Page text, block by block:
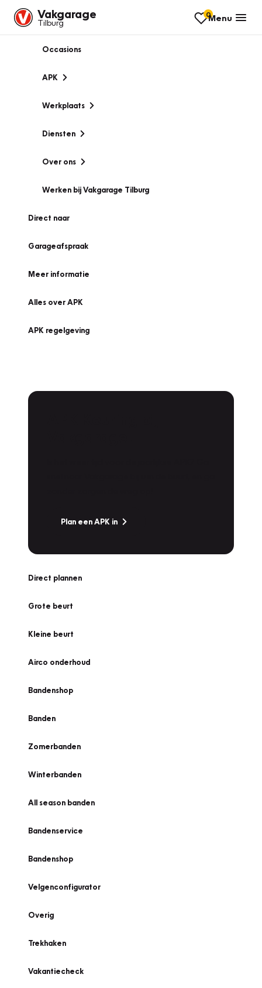
Vakgarage
Tilburg
0Menu
Occasions
APK
Werkplaats
Diensten
Over ons
Werken bij Vakgarage Tilburg
Direct naar
Garageafspraak
Meer informatie
Alles over APK
APK regelgeving
Plan een APK in
Direct plannen
Grote beurt
Kleine beurt
Airco onderhoud
Bandenshop
Banden
Zomerbanden
Winterbanden
All season banden
Bandenservice
Bandenshop
Velgenconfigurator
Overig
Trekhaken
Vakantiecheck